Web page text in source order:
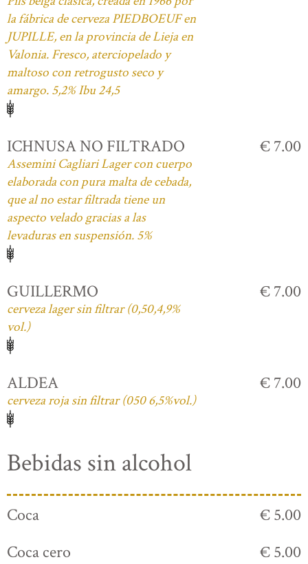
la fábrica de cerveza PIEDBOEUF en
JUPILLE, en la provincia de Lieja en
Valonia. Fresco, aterciopelado y
maltoso con retrogusto seco y
amargo. 5,2% Ibu 24,5
ICHNUSA NO FILTRADO
Assemini Cagliari Lager con cuerpo
elaborada con pura malta de cebada,
que al no estar filtrada tiene un
aspecto velado gracias a las
levaduras en suspensión. 5%
€ 7.00
GUILLERMO
cerveza lager sin filtrar (0,50,4,9%
vol.)
€ 7.00
ALDEA
cerveza roja sin filtrar (050 6,5%vol.)
€ 7.00
Bebidas sin alcohol
Coca
€ 5.00
Coca cero
€ 5.00